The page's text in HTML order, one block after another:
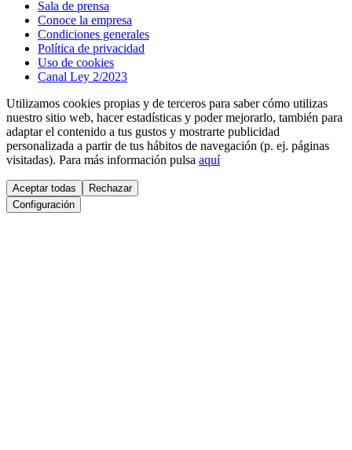
Sala de prensa
Conoce la empresa
Condiciones generales
Política de privacidad
Uso de cookies
Canal Ley 2/2023
Utilizamos cookies propias y de terceros para saber cómo utilizas
nuestro sitio web, hacer estadísticas y poder mejorarlo, también para
adaptar el contenido a tus gustos y mostrarte publicidad
personalizada a partir de tus hábitos de navegación (p. ej. páginas
visitadas). Para más información pulsa aquí
Aceptar todas
Rechazar
Configuración